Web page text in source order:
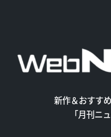
新作＆おすす
「月刊ニ